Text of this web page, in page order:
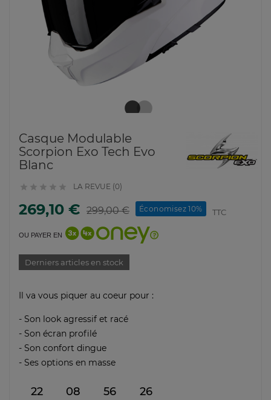
Casque Modulable
Scorpion Exo Tech Evo
Blanc
     LA REVUE (0)
269,10 € 299,00 € Économisez 10% TTC
OU PAYER EN
Derniers articles en stock
Il va vous piquer au coeur pour :
- Son look agressif et racé
- Son écran profilé
- Son confort dingue
- Ses options en masse
22 08 56 26